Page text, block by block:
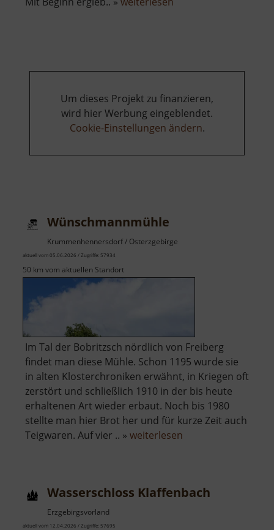
Um dieses Projekt zu finanzieren,
wird hier Werbung eingeblendet.
Cookie-Einstellungen ändern.
Wünschmannmühle
Krummenhennersdorf / Osterzgebirge
aktuell vom 05.06.2026 / Zugriffe: 57934
50 km vom aktuellen Standort
Im Tal der Bobritzsch nördlich von Freiberg
findet man diese Mühle. Schon 1195 wurde sie
in alten Klosterchroniken erwähnt, in Kriegen oft
zerstört und schließlich 1910 in der bis heute
erhaltenen Art wieder erbaut. Noch bis 1980
stellte man hier Brot her und für kurze Zeit auch
Teigwaren. Auf vier .. » weiterlesen
Wasserschloss Klaffenbach
Erzgebirgsvorland
aktuell vom 12.04.2026 / Zugriffe: 57695